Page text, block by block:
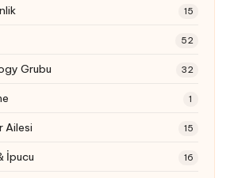
15
52
Grubu 32
1
Ailesi 15
İpucu 16